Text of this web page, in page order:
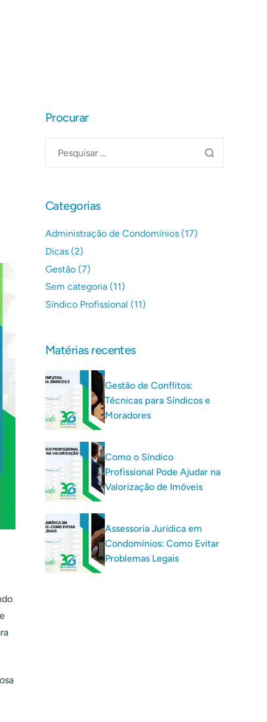
Procurar
Categorias
Administração de Condomínios (17)
Dicas (2)
Gestão (7)
Sem categoria (11)
Síndico Profissional (11)
Matérias recentes
Gestão de Conflitos:
Técnicas para Síndicos e
Moradores
Como o Síndico
Profissional Pode Ajudar na
Valorização de Imóveis
Assessoria Jurídica em
Condomínios: Como Evitar
Problemas Legais